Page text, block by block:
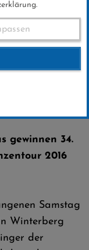
gewinnen 34.
2016
Samstag
Winterberg
der